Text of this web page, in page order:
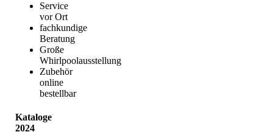
Service
vor Ort
fachkundige
Beratung
Große
Whirlpoolausstellung
Zubehör
online
bestellbar
Kataloge
2024